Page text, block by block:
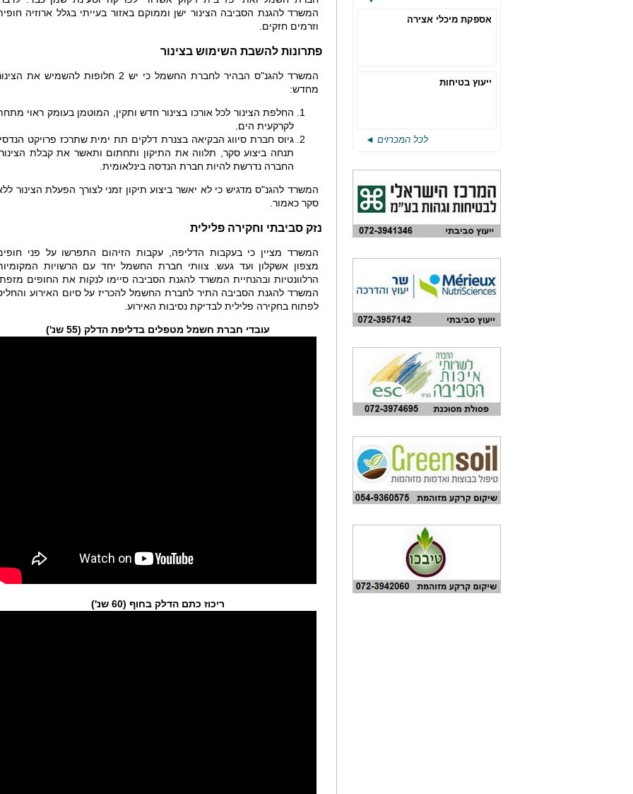
אספקת מיכלי אצירה
ייעוץ בטיחות
לכל המכרזים ◄
המשרד להגנת הסביבה הצינור ישן וממוקם באזור בעייתי בגלל ארוזיה
וזרמים חזקים.
פתרונות להשבת השימוש בצינור
המשרד להגנ"ס הבהיר לחברת החשמל כי יש 2 חלופות להשמיש את
מחדש:
החלפת הצינור לכל אורכו בצינור חדש ותקין, המוטמן בעומק ראוי
לקרקעית הים.
גיוס חברת סיווג הבקיאה בצנרת דלקים תת ימית שתרכז פרויקט
תנחה ביצוע סקר, תלווה את התיקון ותחתום ותאשר את קבלת
החברה נדרשת להיות חברת הנדסה בינלאומית.
המשרד להגנ"ס מדגיש כי לא יאשר ביצוע תיקון זמני לצורך הפעלת הצינור
סקר כאמור.
נזק סביבתי וחקירה פלילית
המשרד מציין כי בעקבות הדליפה, עקבות הזיהום התפרשו על פני
מצפון אשקלון ועד געש. צוותי חברת החשמל יחד עם הרשויות
הרלוונטיות ובהנחיית המשרד להגנת הסביבה סיימו לנקות את החופים
המשרד להגנת הסביבה התיר לחברת החשמל להכריז על סיום האירוע
לפתוח בחקירה פלילית לבדיקת נסיבות האירוע.
עובדי חברת חשמל מטפלים בדליפת הדלק (55 שנ')
ריכוז כתם הדלק בחוף (60 שנ')